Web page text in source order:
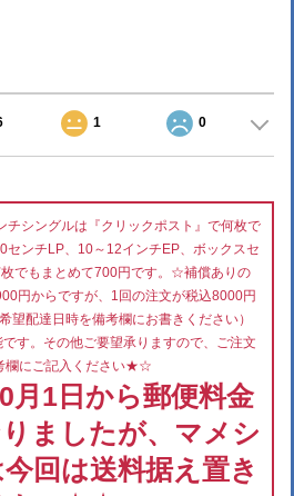
1 0
シングルは『クリックポスト』で何枚で
ンチLP、10～12インチEP、ボックスセ
でもまとめて700円です。☆補償ありの
円からですが、1回の注文が税込8000円
望配達日時を備考欄にお書きください）
す。その他ご要望承りますので、ご注文
欄にご記入ください★☆
1日から郵便料金
ましたが、マメシ
回は送料据え置き